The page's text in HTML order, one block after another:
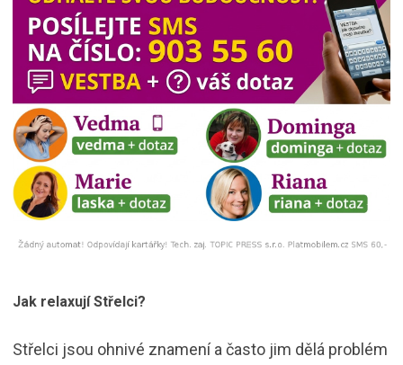
Jak relaxují Střelci?
Střelci jsou ohnivé znamení a často jim dělá problém